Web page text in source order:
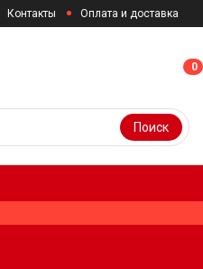
Контакты Оплата и доставка
Поиск
00